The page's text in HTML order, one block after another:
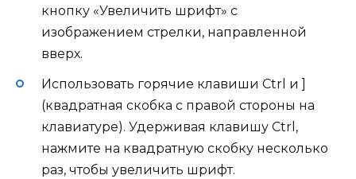
кнопку «Увеличить шрифт» с
изображением стрелки, направленной
вверх.
Использовать горячие клавиши Ctrl и ]
(квадратная скобка с правой стороны на
клавиатуре). Удерживая клавишу Ctrl,
нажмите на квадратную скобку несколько
раз, чтобы увеличить шрифт.